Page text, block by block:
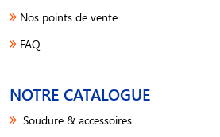
Nos points de vente
FAQ
NOTRE CATALOGUE
Soudure & accessoires